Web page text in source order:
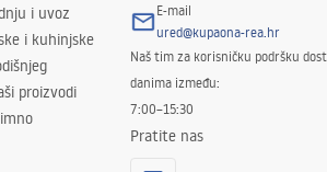
i uvoz
i kuhinjske
proizvodi
E-mail
ured@kupaona-rea.hr
Naš tim za korisničku podršku
danima između:
7:00–15:30
Pratite nas